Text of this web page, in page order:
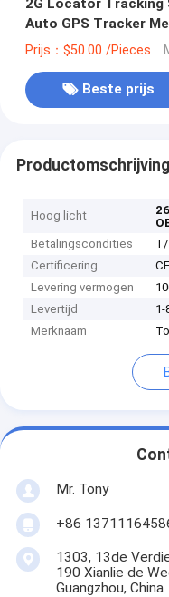
2G Locator
Auto GPS Tracker
Prijs：$50.00 /Pieces
Beste prijs
Productomschrijving
Hoog licht
Betalingscondities
T/
Certificering
Levering vermogen
Levertijd
1-
Merknaam
Mr. Tony
+86
1303, 13de
190 Xianlie de
Guangzhou, China